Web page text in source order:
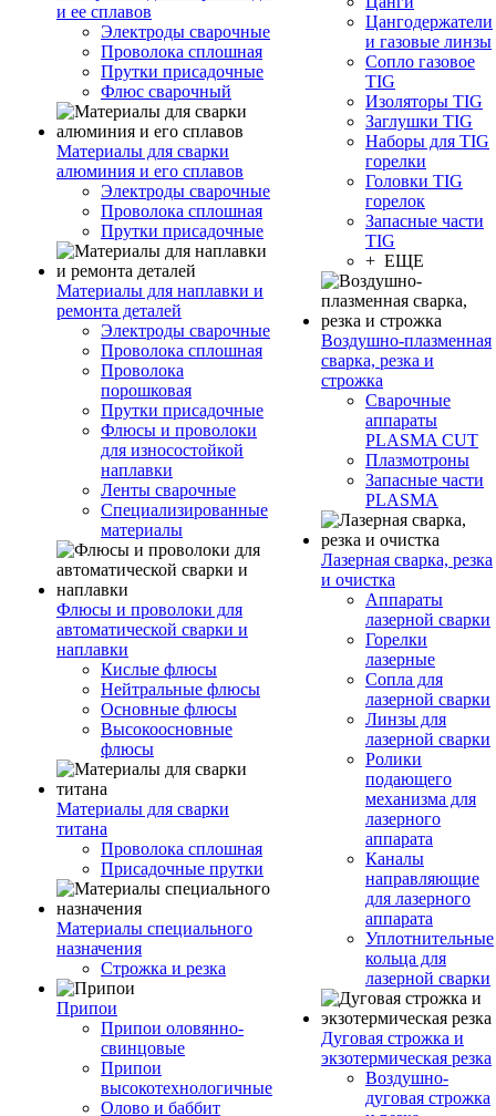
и ее сплавов
Электроды сварочные
Проволока сплошная
Прутки присадочные
Флюс сварочный
Материалы для сварки
алюминия и его сплавов
Электроды сварочные
Проволока сплошная
Прутки присадочные
Материалы для наплавки и
ремонта деталей
Электроды сварочные
Проволока сплошная
Проволока
порошковая
Прутки присадочные
Флюсы и проволоки
для износостойкой
наплавки
Ленты сварочные
Специализированные
материалы
Флюсы и проволоки для
автоматической сварки и
наплавки
Кислые флюсы
Нейтральные флюсы
Основные флюсы
Высокоосновные
флюсы
Материалы для сварки
титана
Проволока сплошная
Присадочные прутки
Материалы специального
назначения
Строжка и резка
Припои
Припои оловянно-
свинцовые
Припои
высокотехнологичные
Олово и баббит
Цангодержатели
и газовые линзы
Сопло газовое
TIG
Изоляторы TIG
Заглушки TIG
Наборы для TIG
горелки
Головки TIG
горелок
Запасные части
TIG
+ ЕЩЕ
Воздушно-плазменная
сварка, резка и
строжка
Сварочные
аппараты
PLASMA CUT
Плазмотроны
Запасные части
PLASMA
Лазерная сварка, резка
и очистка
Аппараты
лазерной сварки
Горелки
лазерные
Сопла для
лазерной сварки
Линзы для
лазерной сварки
Ролики
подающего
механизма для
лазерного
аппарата
Каналы
направляющие
для лазерного
аппарата
Уплотнительные
кольца для
лазерной сварки
Дуговая строжка и
экзотермическая резка
Воздушно-
дуговая строжка